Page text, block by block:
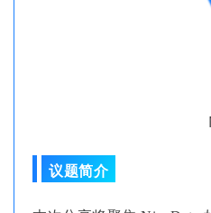
议题简介